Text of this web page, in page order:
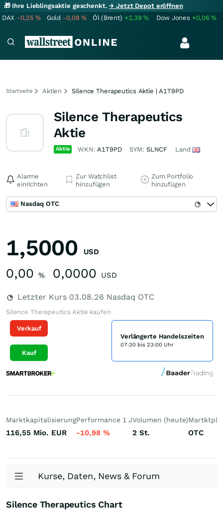
🎁 Ihre Lieblingsaktie geschenkt.→ Jetzt Depot eröffnen
DAX -0,25% Gold -0,08% Öl (Brent) +2,39% Dow Jones +0,06%
Startseite Aktien Silence Therapeutics Aktie | A1T9PD
Silence Therapeutics
Aktie
Aktie WKN:A1T9PD SYM: SLNCF Land
Alarme
einrichten
Zur Watchlist
hinzufügen
Zum Portfolio
hinzufügen
Nasdaq OTC
1,5000 USD
0,00 % 0,0000 USD
Letzter Kurs 03.08.26 Nasdaq OTC
Silence Therapeutics Aktie kaufen
Verkauf
Kauf
Verlängerte Handelszeiten
07:30 bis 23:00 Uhr
Marktkapitalisierung
116,55 Mio. EUR
Performance 1 J
-10,98 %
Volumen (heute)
2 St. OTC
Kurse, Daten, News & Forum
Silence Therapeutics Chart